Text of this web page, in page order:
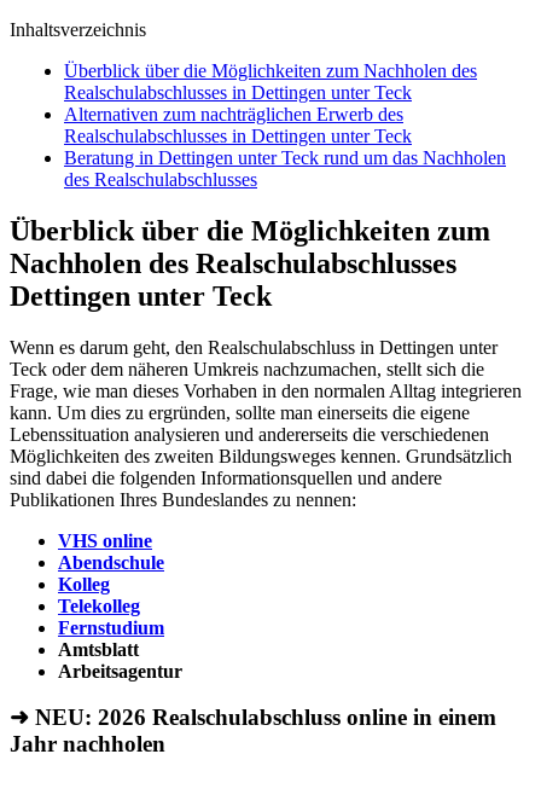
Inhaltsverzeichnis
Überblick über die Möglichkeiten zum Nachholen des
Realschulabschlusses in Dettingen unter Teck
Alternativen zum nachträglichen Erwerb des
Realschulabschlusses in Dettingen unter Teck
Beratung in Dettingen unter Teck rund um das Nachholen
des Realschulabschlusses
Überblick über die Möglichkeiten zum
Nachholen des Realschulabschlusses
Dettingen unter Teck
Wenn es darum geht, den Realschulabschluss in Dettingen unter
Teck oder dem näheren Umkreis nachzumachen, stellt sich die
Frage, wie man dieses Vorhaben in den normalen Alltag integrieren
kann. Um dies zu ergründen, sollte man einerseits die eigene
Lebenssituation analysieren und andererseits die verschiedenen
Möglichkeiten des zweiten Bildungsweges kennen. Grundsätzlich
sind dabei die folgenden Informationsquellen und andere
Publikationen Ihres Bundeslandes zu nennen:
VHS online
Abendschule
Kolleg
Telekolleg
Fernstudium
Amtsblatt
Arbeitsagentur
➜ NEU: 2026 Realschulabschluss online in einem
Jahr nachholen